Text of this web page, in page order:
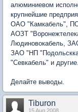
алюминиевом
крупнейшие
ОАО "Камкабель",
АОЗТ
Людиновокабель,
ЗАО "НП
"Севкабель" и другие.
Делайте выводы.
Tiburon
15 Aug 2008